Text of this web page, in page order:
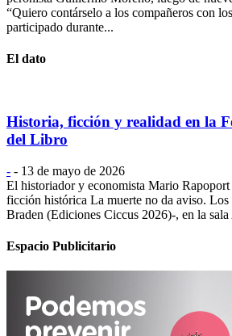
“Quiero contárselo a los compañeros con
participado durante...
El dato
Historia, ficción y realidad en la
del Libro
- - 13 de mayo de 2026
El historiador y economista Mario Rapoport
ficción histórica La muerte no da aviso. Los
Braden (Ediciones Ciccus 2026)-, en la
Espacio Publicitario